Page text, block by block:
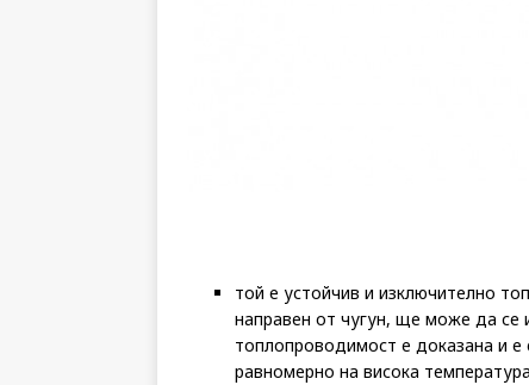
той е устойчив и изключително
направен от чугун, ще може да се
топлопроводимост е доказана и е
равномерно на висока